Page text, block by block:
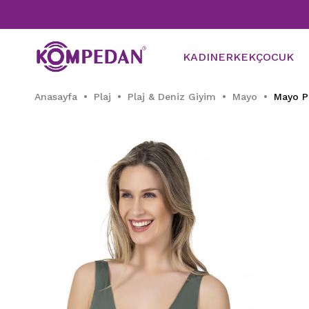
KADINERKEKÇOCUK
Anasayfa Plaj Plaj & Deniz Giyim Mayo Mayo